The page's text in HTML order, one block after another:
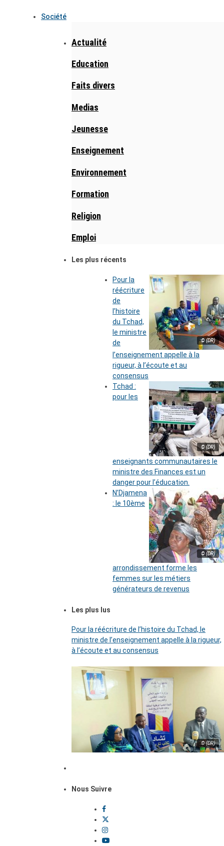
Société
Actualité
Education
Faits divers
Medias
Jeunesse
Enseignement
Environnement
Formation
Religion
Emploi
Les plus récents
© (DR)
Pour la
réécriture
de
l’histoire
du Tchad,
le ministre
de
l’enseignement appelle à la
rigueur, à l’écoute et au
consensus
© (DR)
Tchad :
pour les
enseignants communautaires le
ministre des Finances est un
danger pour l’éducation.
© (DR)
N’Djamena
: le 10ème
arrondissement forme les
femmes sur les métiers
générateurs de revenus
Les plus lus
Pour la réécriture de l’histoire du Tchad, le
ministre de l’enseignement appelle à la rigueur,
à l’écoute et au consensus
© (DR)
Nous Suivre